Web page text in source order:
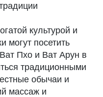
культурой и
могут посетить
Пхо и Ват Арун в
традиционными
обычаи и
массаж и